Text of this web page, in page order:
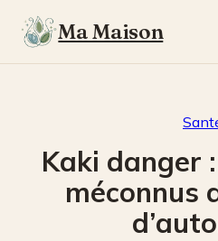
Ma Maison
Kaki danger
méconnus